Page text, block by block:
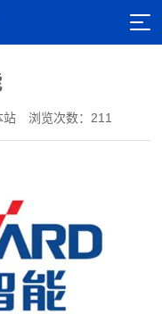
站 浏览次数：211